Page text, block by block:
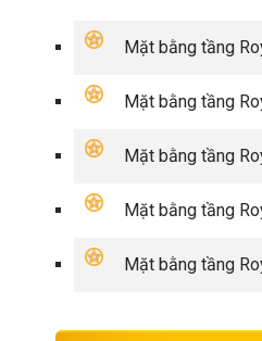
Mặt bằng tầng
Mặt bằng tầng
Mặt bằng tầng
Mặt bằng tầng
Mặt bằng tầng